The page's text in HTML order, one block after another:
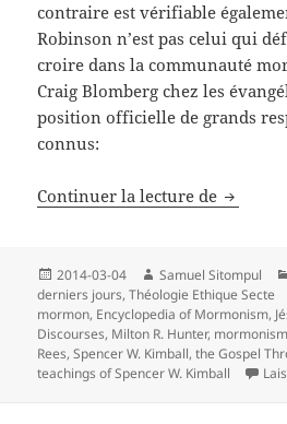
contraire est vérifiable
Robinson n’est pas celui qui
croire dans la communauté
Craig Blomberg chez les
position officielle de grands
connus:
Continuer la lecture de Le
Publié
le
2014-03-04 Auteur
Samuel Sitompul
derniers jours,Théologie Ethique Secte
mormon, Encyclopedia of Mormonism,
Discourses, Milton R. Hunter,
Rees,Spencer W. Kimball,the Gospel
teachings of Spencer W. Kimball